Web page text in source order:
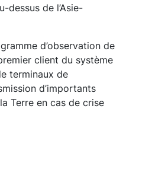
de l’Asie-
d’observation de
client du système
terminaux de
d’importants
Terre en cas de crise